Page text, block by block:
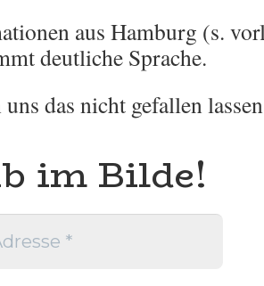
aus Hamburg (s.
deutliche Sprache.
das nicht gefallen
im Bilde!